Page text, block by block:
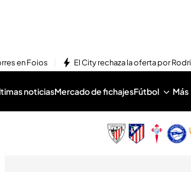
en Foios El City rechaza la oferta por Rodri
noticiasMercado de fichajesFútbol Más